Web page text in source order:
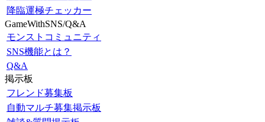
降臨運極チェッカー
GameWithSNS/Q&A
モンストコミュニティ
SNS機能とは？
Q&A
掲示板
フレンド募集板
自動マルチ募集掲示板